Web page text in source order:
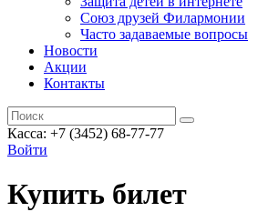
Союз друзей Филармонии
Часто задаваемые вопросы
Новости
Акции
Контакты
Касса: +7 (3452) 68-77-77
Войти
Купить билет